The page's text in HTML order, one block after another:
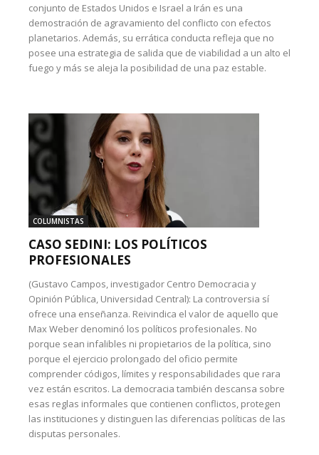
conjunto de Estados Unidos e Israel a Irán es una
demostración de agravamiento del conflicto con efectos
planetarios. Además, su errática conducta refleja que no
posee una estrategia de salida que de viabilidad a un alto el
fuego y más se aleja la posibilidad de una paz estable.
COLUMNISTAS
CASO SEDINI: LOS POLÍTICOS
PROFESIONALES
(Gustavo Campos, investigador Centro Democracia y
Opinión Pública, Universidad Central): La controversia sí
ofrece una enseñanza. Reivindica el valor de aquello que
Max Weber denominó los políticos profesionales. No
porque sean infalibles ni propietarios de la política, sino
porque el ejercicio prolongado del oficio permite
comprender códigos, límites y responsabilidades que rara
vez están escritos. La democracia también descansa sobre
esas reglas informales que contienen conflictos, protegen
las instituciones y distinguen las diferencias políticas de las
disputas personales.